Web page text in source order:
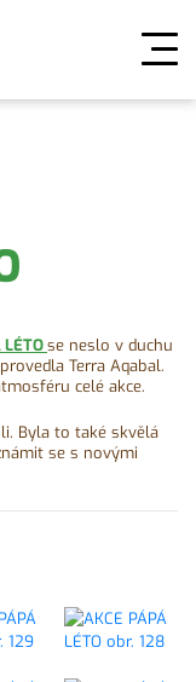
LÉTOse neslo v duchu
Terra Aqabal.
celé akce.
Byla to také skvělá
se s novými